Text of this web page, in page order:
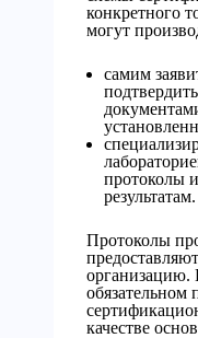
конкретного
могут
самим
протоколы
результатам.
Протоколы
организацию.
обязательном
качестве